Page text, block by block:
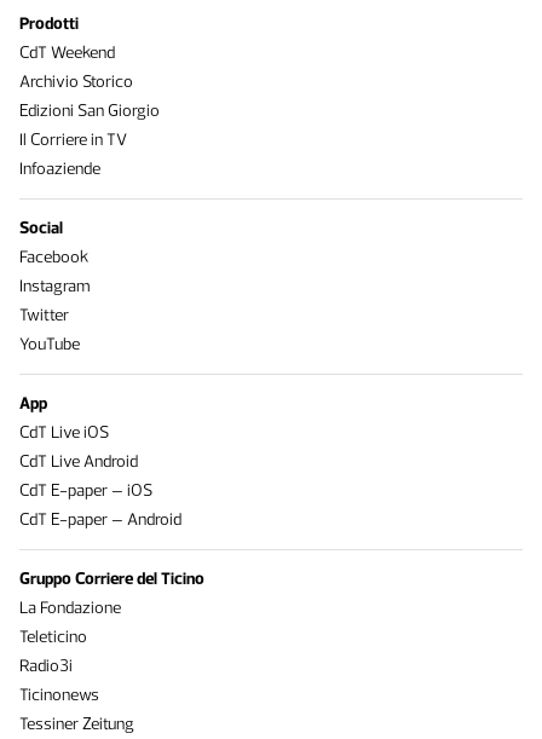
Prodotti
CdT Weekend
Archivio Storico
Edizioni San Giorgio
Il Corriere in TV
Infoaziende
Social
Facebook
Instagram
Twitter
YouTube
App
CdT Live iOS
CdT Live Android
CdT E-paper – iOS
CdT E-paper – Android
Gruppo Corriere del Ticino
La Fondazione
Teleticino
Radio3i
Ticinonews
Tessiner Zeitung